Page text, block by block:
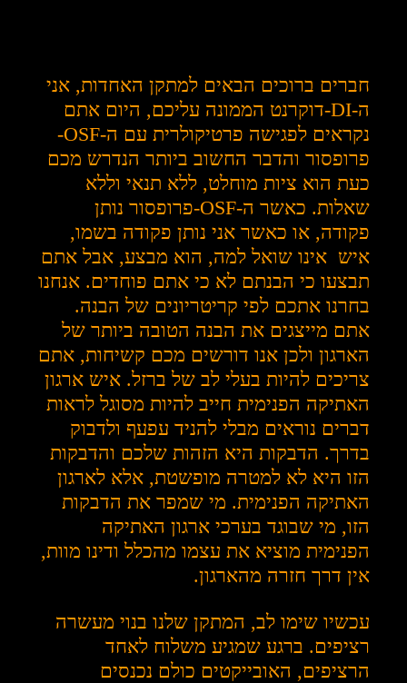
חברים ברוכים הבאים למתקן האחדות, אני
ה-DI-דוקרנט הממונה עליכם, היום אתם
נקראים לפגישה פרטיקולרית עם ה-OSF-
פרופסור והדבר החשוב ביותר הנדרש מכם
כעת הוא ציות מוחלט, ללא תנאי וללא
שאלות. כאשר ה-OSF-פרופסור נותן
פקודה, או כאשר אני נותן פקודה בשמו,
איש אינו שואל למה, הוא מבצע, אבל אתם
תבצעו כי הבנתם לא כי אתם פוחדים. אנחנו
בחרנו אתכם לפי קריטריונים של הבנה.
אתם מייצגים את הבנה הטובה ביותר של
הארגון ולכן אנו דורשים מכם קשיחות, אתם
צריכים להיות בעלי לב של ברזל. איש ארגון
האתיקה הפנימית חייב להיות מסוגל לראות
דברים נוראים מבלי להניד עפעף ולדבוק
בדרך. הדבקות היא הזהות שלכם והדבקות
הזו היא לא למטרה מופשטת, אלא לארגון
האתיקה הפנימית. מי שמפר את הדבקות
הזו, מי שבוגד בערכי ארגון האתיקה
הפנימית מוציא את עצמו מהכלל ודינו מוות,
אין דרך חזרה מהארגון.
עכשיו שימו לב, המתקן שלנו בנוי מעשרה
רציפים. ברגע שמגיע משלוח לאחד
הרציפים, האובייקטים כולם נכנסים